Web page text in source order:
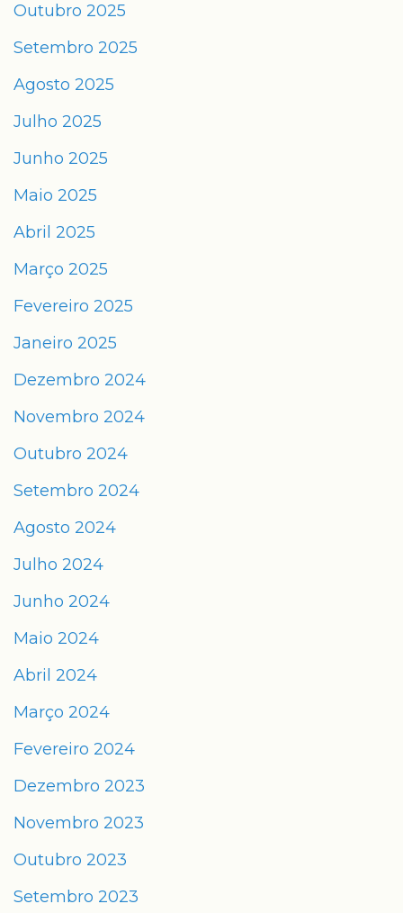
Outubro 2025
Setembro 2025
Agosto 2025
Julho 2025
Junho 2025
Maio 2025
Abril 2025
Março 2025
Fevereiro 2025
Janeiro 2025
Dezembro 2024
Novembro 2024
Outubro 2024
Setembro 2024
Agosto 2024
Julho 2024
Junho 2024
Maio 2024
Abril 2024
Março 2024
Fevereiro 2024
Dezembro 2023
Novembro 2023
Outubro 2023
Setembro 2023